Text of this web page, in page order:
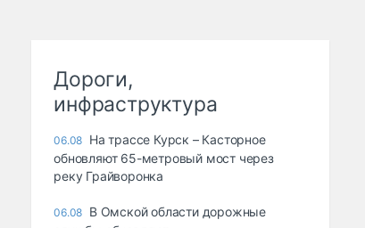
Дороги,
инфраструктура
06.08 На трассе Курск – Касторное
обновляют 65-метровый мост через
реку Грайворонка
06.08 В Омской области дорожные